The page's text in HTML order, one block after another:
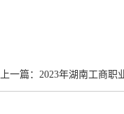
上一篇： 2023年湖南工商职